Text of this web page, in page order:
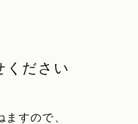
ください
すので、